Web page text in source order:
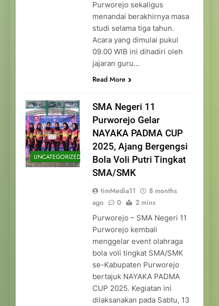
Purworejo sekaligus
menandai berakhirnya masa
studi selama tiga tahun.
Acara yang dimulai pukul
09.00 WIB ini dihadiri oleh
jajaran guru…
Read More
UNCATEGORIZED
SMA Negeri 11
Purworejo Gelar
NAYAKA PADMA CUP
2025, Ajang Bergengsi
Bola Voli Putri Tingkat
SMA/SMK
timMedia11
8 months
ago
0 2 mins
Purworejo – SMA Negeri 11
Purworejo kembali
menggelar event olahraga
bola voli tingkat SMA/SMK
se-Kabupaten Purworejo
bertajuk NAYAKA PADMA
CUP 2025. Kegiatan ini
dilaksanakan pada Sabtu, 13